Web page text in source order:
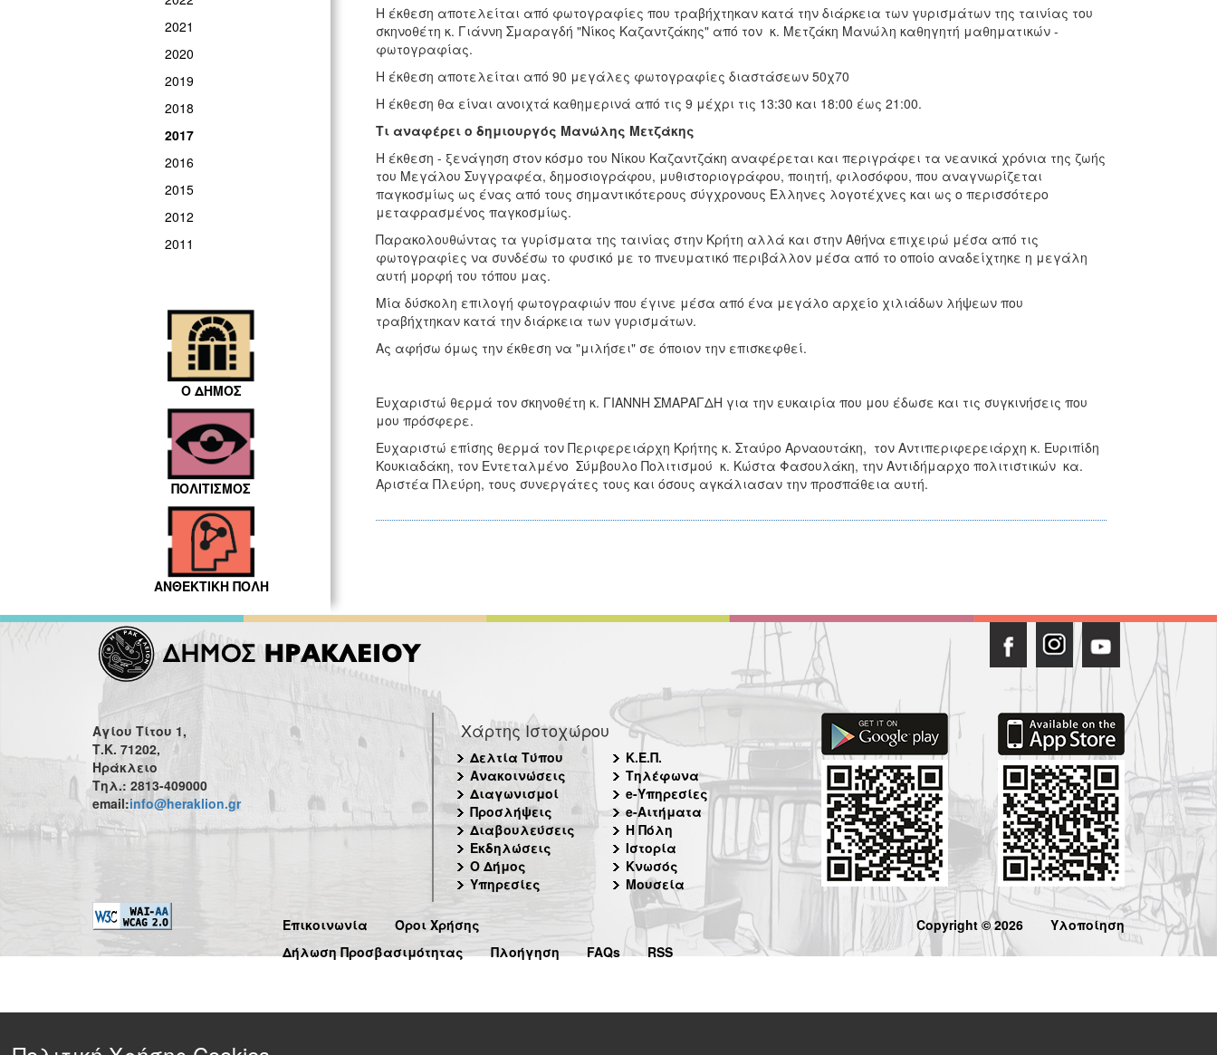
2021
2020
2019
2018
2017
2016
2015
2012
2011
Ο ΔΗΜΟΣ
ΠΟΛΙΤΙΣΜΟΣ
ΑΝΘΕΚΤΙΚΗ ΠΟΛΗ
Η έκθεση αποτελείται από φωτογραφίες που τραβήχτηκαν κατά την διάρκεια των γυρισμάτων της ταινίας του
σκηνοθέτη κ. Γιάννη Σμαραγδή "Νίκος Καζαντζάκης" από τον κ. Μετζάκη Μανώλη καθηγητή μαθηματικών -
φωτογραφίας.
Η έκθεση αποτελείται από 90 μεγάλες φωτογραφίες διαστάσεων 50χ70
Η έκθεση θα είναι ανοιχτά καθημερινά από τις 9 μέχρι τις 13:30 και 18:00 έως 21:00.
Τι αναφέρει ο δημιουργός Μανώλης Μετζάκης
Η έκθεση - ξενάγηση στον κόσμο του Νίκου Καζαντζάκη αναφέρεται και περιγράφει τα νεανικά χρόνια της ζωής
του Μεγάλου Συγγραφέα, δημοσιογράφου, μυθιστοριογράφου, ποιητή, φιλοσόφου, που αναγνωρίζεται
παγκοσμίως ως ένας από τους σημαντικότερους σύγχρονους Έλληνες λογοτέχνες και ως ο περισσότερο
μεταφρασμένος παγκοσμίως.
Παρακολουθώντας τα γυρίσματα της ταινίας στην Κρήτη αλλά και στην Αθήνα επιχειρώ μέσα από τις
φωτογραφίες να συνδέσω το φυσικό με το πνευματικό περιβάλλον μέσα από το οποίο αναδείχτηκε η μεγάλη
αυτή μορφή του τόπου μας.
Μία δύσκολη επιλογή φωτογραφιών που έγινε μέσα από ένα μεγάλο αρχείο χιλιάδων λήψεων που
τραβήχτηκαν κατά την διάρκεια των γυρισμάτων.
Ας αφήσω όμως την έκθεση να "μιλήσει" σε όποιον την επισκεφθεί.
Ευχαριστώ θερμά τον σκηνοθέτη κ. ΓΙΑΝΝΗ ΣΜΑΡΑΓΔΗ για την ευκαιρία που μου έδωσε και τις συγκινήσεις που
μου πρόσφερε.
Ευχαριστώ επίσης θερμά τον Περιφερειάρχη Κρήτης κ. Σταύρο Αρναουτάκη, τον Αντιπεριφερειάρχη κ. Ευριπίδη
Κουκιαδάκη, τον Εντεταλμένο Σύμβουλο Πολιτισμού κ. Κώστα Φασουλάκη, την Αντιδήμαρχο πολιτιστικών κα.
Αριστέα Πλεύρη, τους συνεργάτες τους και όσους αγκάλιασαν την προσπάθεια αυτή.
Αγίου Τίτου 1,
Τ.Κ. 71202,
Ηράκλειο
Τηλ.: 2813-409000
email:info@heraklion.gr
Χάρτης Ιστοχώρου
Δελτία Τύπου
Ανακοινώσεις
Διαγωνισμοί
Προσλήψεις
Διαβουλεύσεις
Εκδηλώσεις
Ο Δήμος
Υπηρεσίες
Κ.Ε.Π.
Τηλέφωνα
e-Υπηρεσίες
e-Αιτήματα
Η Πόλη
Ιστορία
Κνωσός
Μουσεία
Επικοινωνία
Όροι Χρήσης
Δήλωση Προσβασιμότητας
Πλοήγηση FAQs RSS
Copyright © 2026 Υλοποίηση